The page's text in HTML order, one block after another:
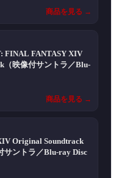
商品を見る →
FINAL FANTASY XIV
（映像付サントラ／Blu-
商品を見る →
Original Soundtrack
サントラ／Blu-ray Disc